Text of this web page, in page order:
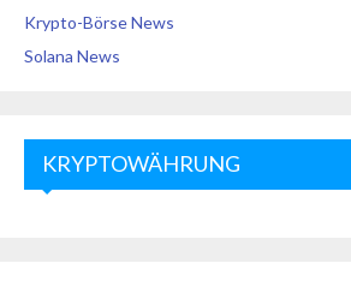
Krypto-Börse News
Solana News
KRYPTOWÄHRUNG